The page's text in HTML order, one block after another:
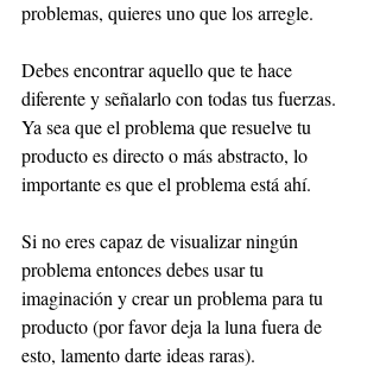
problemas, quieres uno que los arregle.
Debes encontrar aquello que te hace
diferente y señalarlo con todas tus fuerzas.
Ya sea que el problema que resuelve tu
producto es directo o más abstracto, lo
importante es que el problema está ahí.
Si no eres capaz de visualizar ningún
problema entonces debes usar tu
imaginación y crear un problema para tu
producto (por favor deja la luna fuera de
esto, lamento darte ideas raras).